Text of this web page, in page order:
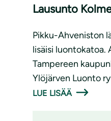
Lausunto
Pikku-Ahveniston
lisäisi luontokatoa.
Tampereen
Ylöjärven Luonto
LUE LISÄÄ